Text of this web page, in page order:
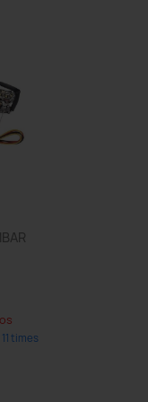
times